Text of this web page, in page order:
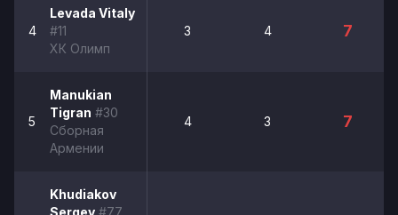
4
Levada Vitaly
#11
ХК Олимп
3 4 7
5
Manukian
Tigran #30
Сборная
Армении
4 3 7
Khudiakov
Sergey #77